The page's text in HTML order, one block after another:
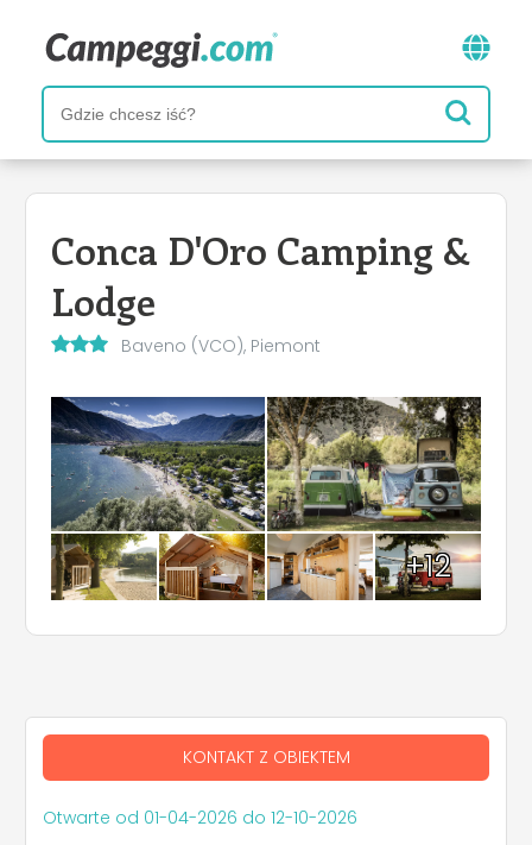
Conca D'Oro Camping &
Lodge
Baveno (VCO), Piemont
+12
KONTAKT Z OBIEKTEM
Otwarte od 01-04-2026 do 12-10-2026